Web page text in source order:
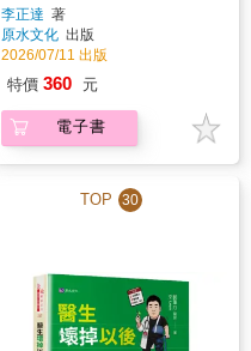
理修復課
李正達 著
原水文化 出版
2026/07/11 出版
特價 360 元
電子書
TOP 30